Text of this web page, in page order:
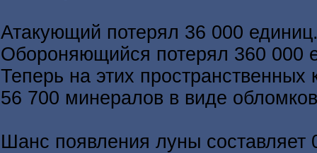
Атакующий потерял 36 000
Обороняющийся потерял 360 000
Теперь на этих
56 700 минералов в виде
Шанс появления луны составляет